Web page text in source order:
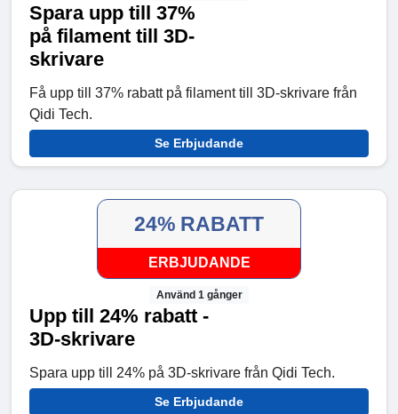
Spara upp till 37%
på filament till 3D-
skrivare
Få upp till 37% rabatt på filament till 3D-skrivare från
Qidi Tech.
Se Erbjudande
24% RABATT
ERBJUDANDE
Använd 1 gånger
Upp till 24% rabatt -
3D-skrivare
Spara upp till 24% på 3D-skrivare från Qidi Tech.
Se Erbjudande